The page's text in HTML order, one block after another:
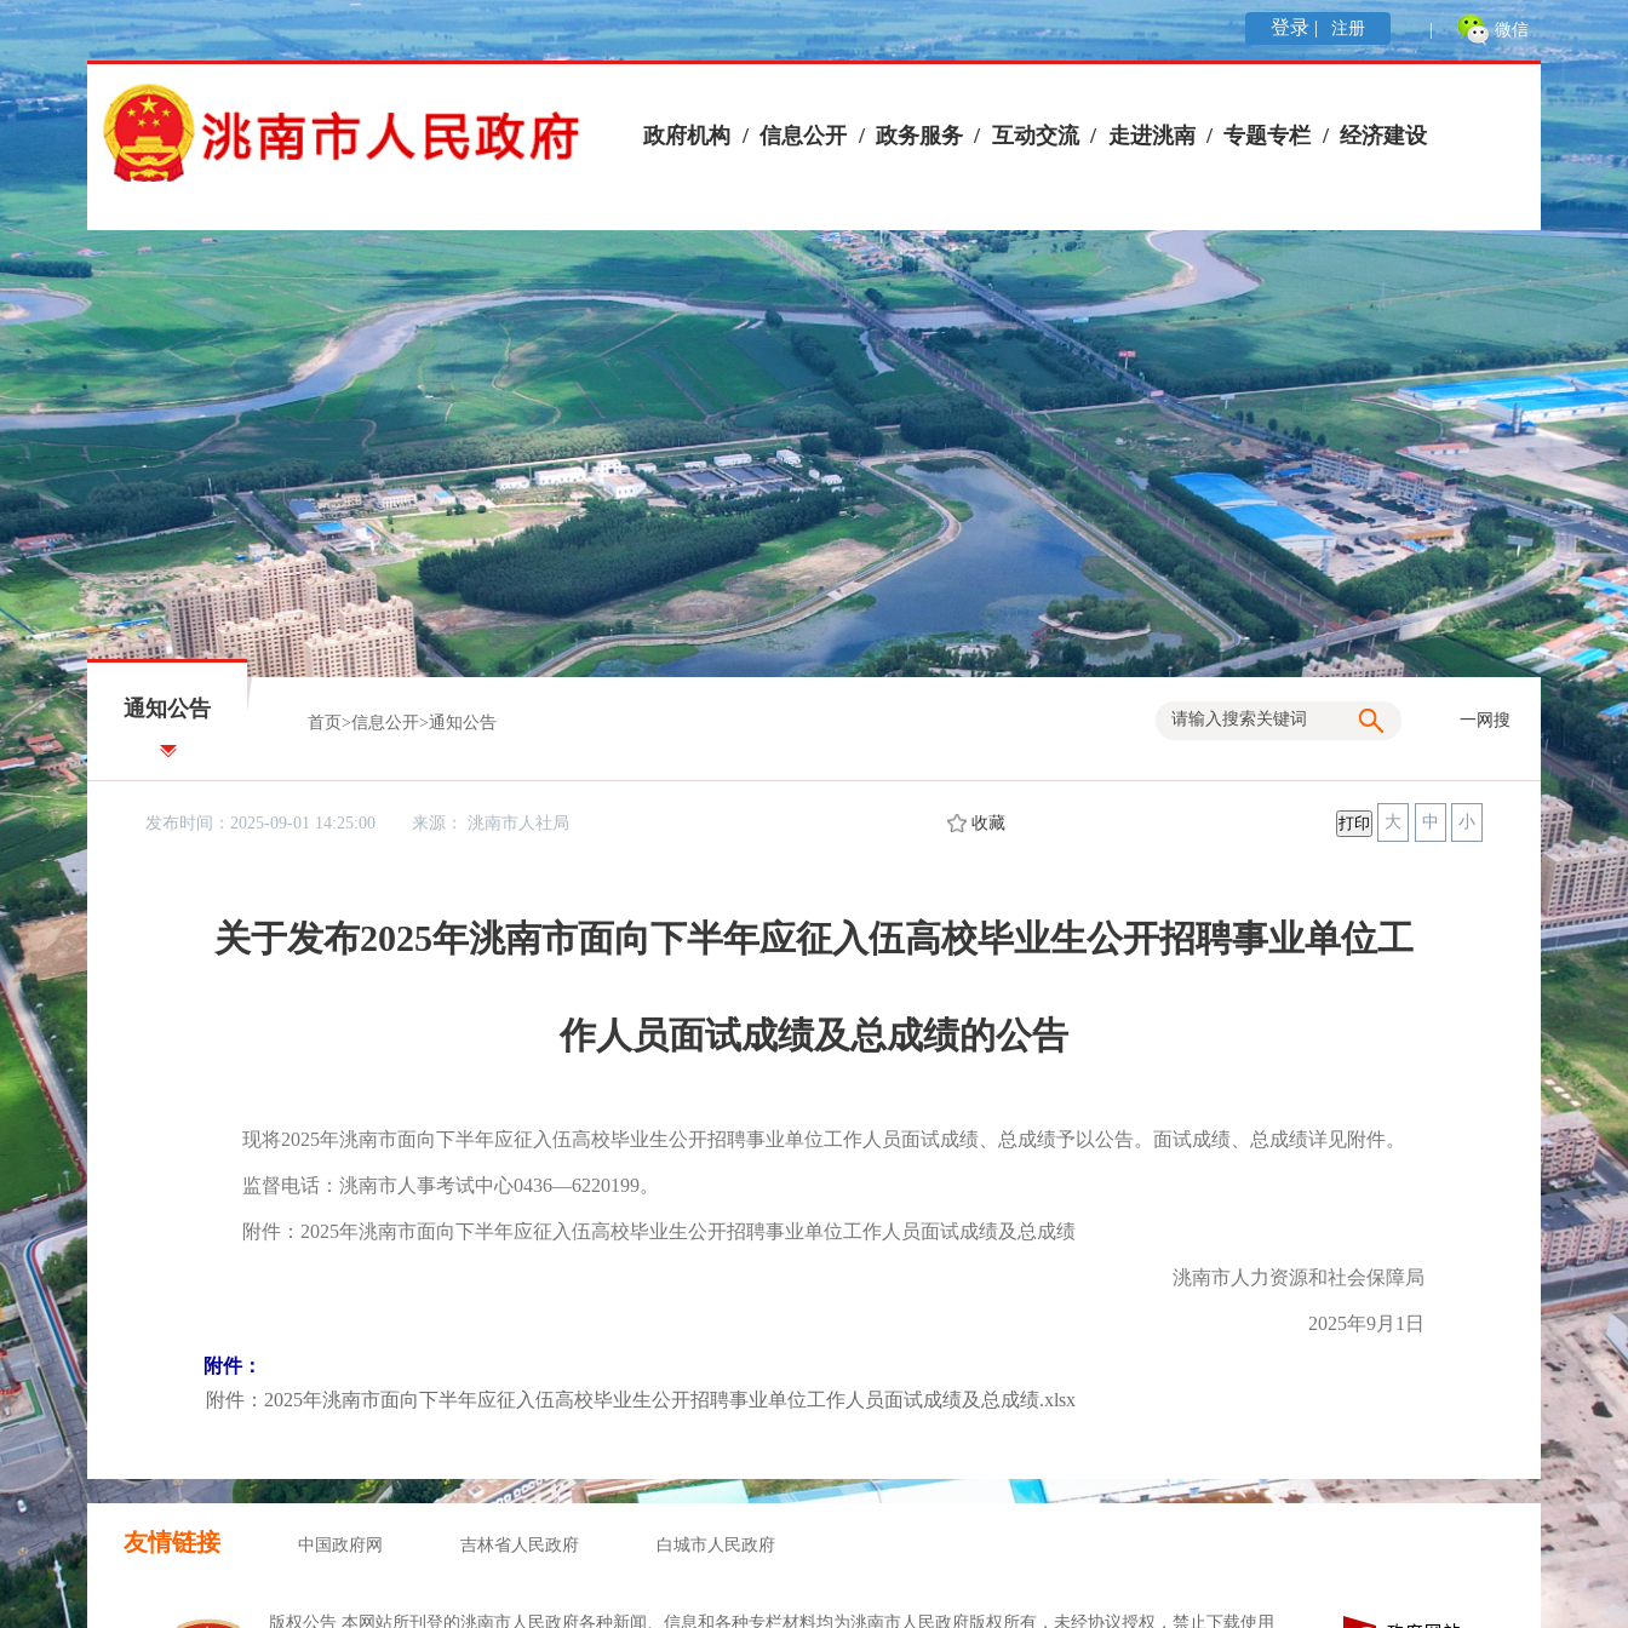
微信
|
登录 | 注册
政府机构 / 信息公开 / 政务服务 / 互动交流 / 走进洮南 / 专题专栏 / 经济建设
通知公告
首页 >信息公开>通知公告 一网搜
发布时间：2025-09-01 14:25:00 来源：洮南市人社局 小
中
大
收藏
关于发布2025年洮南市面向下半年应征入伍高校毕业生公开招聘事业单位工
作人员面试成绩及总成绩的公告
现将2025年洮南市面向下半年应征入伍高校毕业生公开招聘事业单位工作人员面试成绩、总成绩予以公告。面试成绩、总成绩详见附件。
监督电话：洮南市人事考试中心0436—6220199。
附件：2025年洮南市面向下半年应征入伍高校毕业生公开招聘事业单位工作人员面试成绩及总成绩
洮南市人力资源和社会保障局
2025年9月1日
附件：
附件：2025年洮南市面向下半年应征入伍高校毕业生公开招聘事业单位工作人员面试成绩及总成绩.xlsx
友情链接 中国政府网 吉林省人民政府 白城市人民政府
版权公告 本网站所刊登的洮南市人民政府各种新闻、信息和各种专栏材料均为洮南市人民政府版权所有，未经协议授权，禁止下载使用